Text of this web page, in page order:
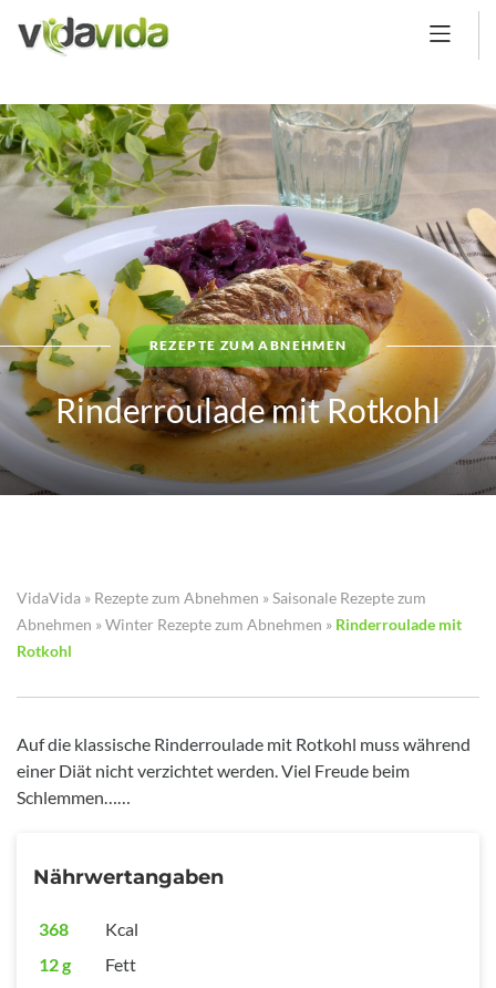
REZEPTE ZUM ABNEHMEN
Rinderroulade mit Rotkohl
VidaVida » Rezepte zum Abnehmen »Saisonale Rezepte zum
Abnehmen »Winter Rezepte zum Abnehmen » Rinderroulade mit
Rotkohl
Auf die klassische Rinderroulade mit Rotkohl muss während
einer Diät nicht verzichtet werden. Viel Freude beim
Schlemmen……
Nährwertangaben
368
Kcal
12 g
Fett